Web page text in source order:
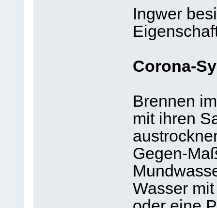
Ingwer
Corona-
Brennen
mit ihren
Gegen-
Wasser